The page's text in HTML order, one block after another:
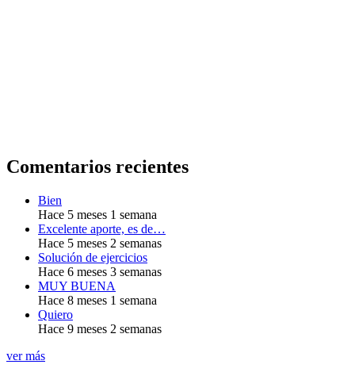
Comentarios recientes
Bien
Hace 5 meses 1 semana
Excelente aporte, es de…
Hace 5 meses 2 semanas
Solución de ejercicios
Hace 6 meses 3 semanas
MUY BUENA
Hace 8 meses 1 semana
Quiero
Hace 9 meses 2 semanas
ver más